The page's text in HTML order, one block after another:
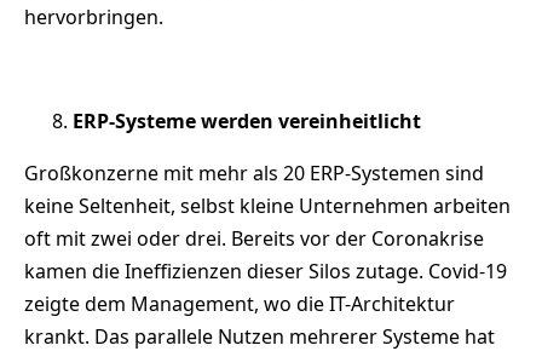
hervorbringen.
ERP-Systeme werden vereinheitlicht
Großkonzerne mit mehr als 20 ERP-Systemen sind
keine Seltenheit, selbst kleine Unternehmen arbeiten
oft mit zwei oder drei. Bereits vor der Coronakrise
kamen die Ineffizienzen dieser Silos zutage. Covid-19
zeigte dem Management, wo die IT-Architektur
krankt. Das parallele Nutzen mehrerer Systeme hat